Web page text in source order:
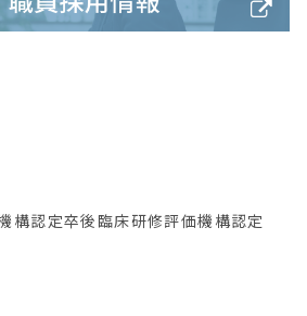
構認定卒後臨床研修評価機構認定